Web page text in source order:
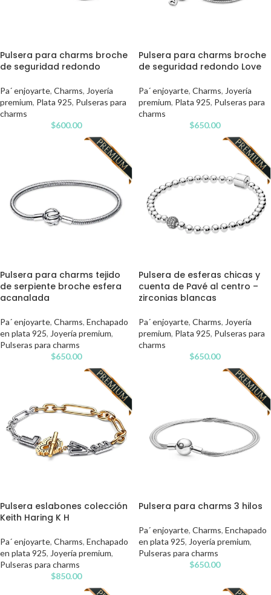
Pulsera para charms broche
de seguridad redondo
Pa´ enjoyarte, Charms, Joyería
premium, Plata 925, Pulseras para
charms
$600.00
Pulsera para charms broche
de seguridad redondo Love
Pa´ enjoyarte, Charms, Joyería
premium, Plata 925, Pulseras para
charms
$650.00
Pulsera para charms tejido
de serpiente broche esfera
acanalada
Pa´ enjoyarte, Charms, Enchapado
en plata 925, Joyería premium,
Pulseras para charms
$650.00
Pulsera de esferas chicas y
cuenta de Pavé al centro –
zirconias blancas
Pa´ enjoyarte, Charms, Joyería
premium, Plata 925, Pulseras para
charms
$650.00
Pulsera eslabones colección
Keith Haring K H
Pa´ enjoyarte, Charms, Enchapado
en plata 925, Joyería premium,
Pulseras para charms
$850.00
Pulsera para charms 3 hilos
Pa´ enjoyarte, Charms, Enchapado
en plata 925, Joyería premium,
Pulseras para charms
$650.00